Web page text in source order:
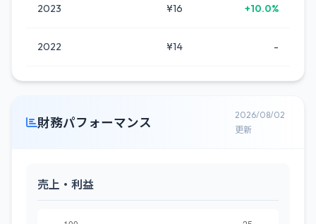
2023 ¥16 +10.0%
2022 ¥14 -
財務パフォーマンス
2026/08/02
更新
売上・利益